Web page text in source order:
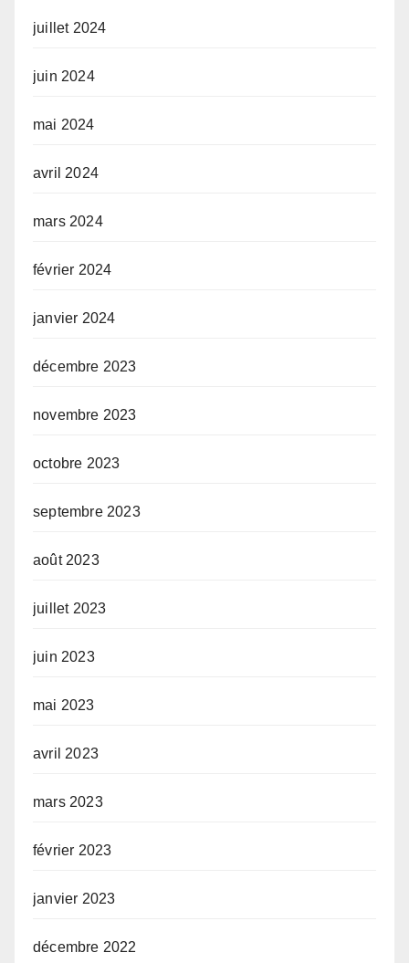
juillet 2024
juin 2024
mai 2024
avril 2024
mars 2024
février 2024
janvier 2024
décembre 2023
novembre 2023
octobre 2023
septembre 2023
août 2023
juillet 2023
juin 2023
mai 2023
avril 2023
mars 2023
février 2023
janvier 2023
décembre 2022